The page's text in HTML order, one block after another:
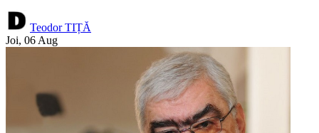
Teodor TIȚĂ
Joi, 06 Aug